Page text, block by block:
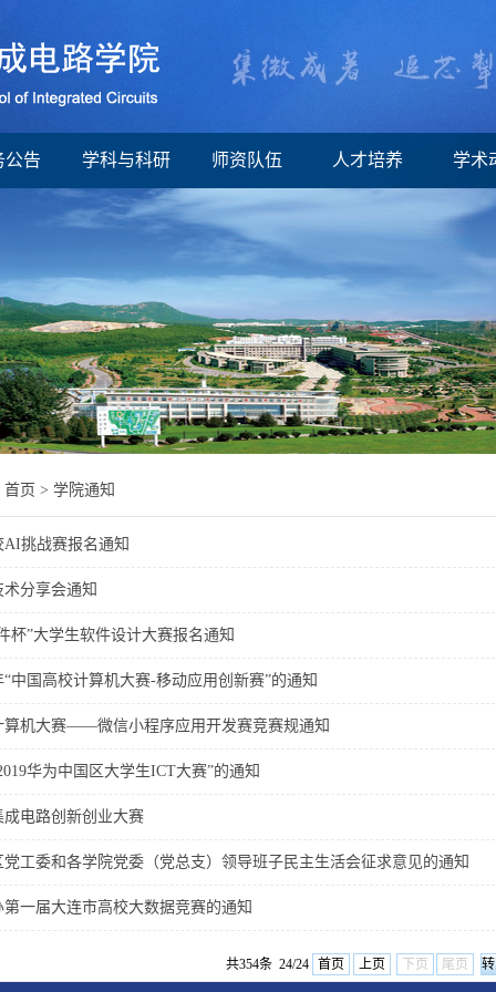
公告 学科与科研 师资队伍 人才培养 学术
首页 > 学院通知
AI挑战赛报名通知
分享会通知
杯”大学生软件设计大赛报名通知
“中国高校计算机大赛-移动应用创新赛”的通知
算机大赛——微信小程序应用开发赛竞赛规通知
华为中国区大学生ICT大赛”的通知
电路创新创业大赛
工委和各学院党委（党总支）领导班子民主生活会征求意见的通知
一届大连市高校大数据竞赛的通知
共354条 24/24 首页 上页 下页 尾页